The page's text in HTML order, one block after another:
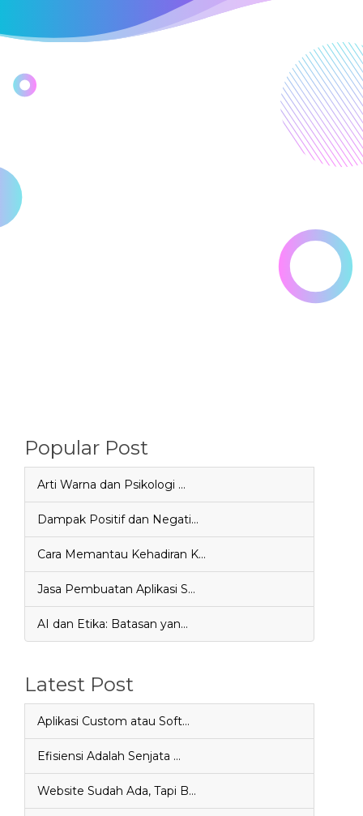
Popular Post
Arti Warna dan Psikologi …
Dampak Positif dan Negati…
Cara Memantau Kehadiran K…
Jasa Pembuatan Aplikasi S…
AI dan Etika: Batasan yan…
Latest Post
Aplikasi Custom atau Soft…
Efisiensi Adalah Senjata …
Website Sudah Ada, Tapi B…